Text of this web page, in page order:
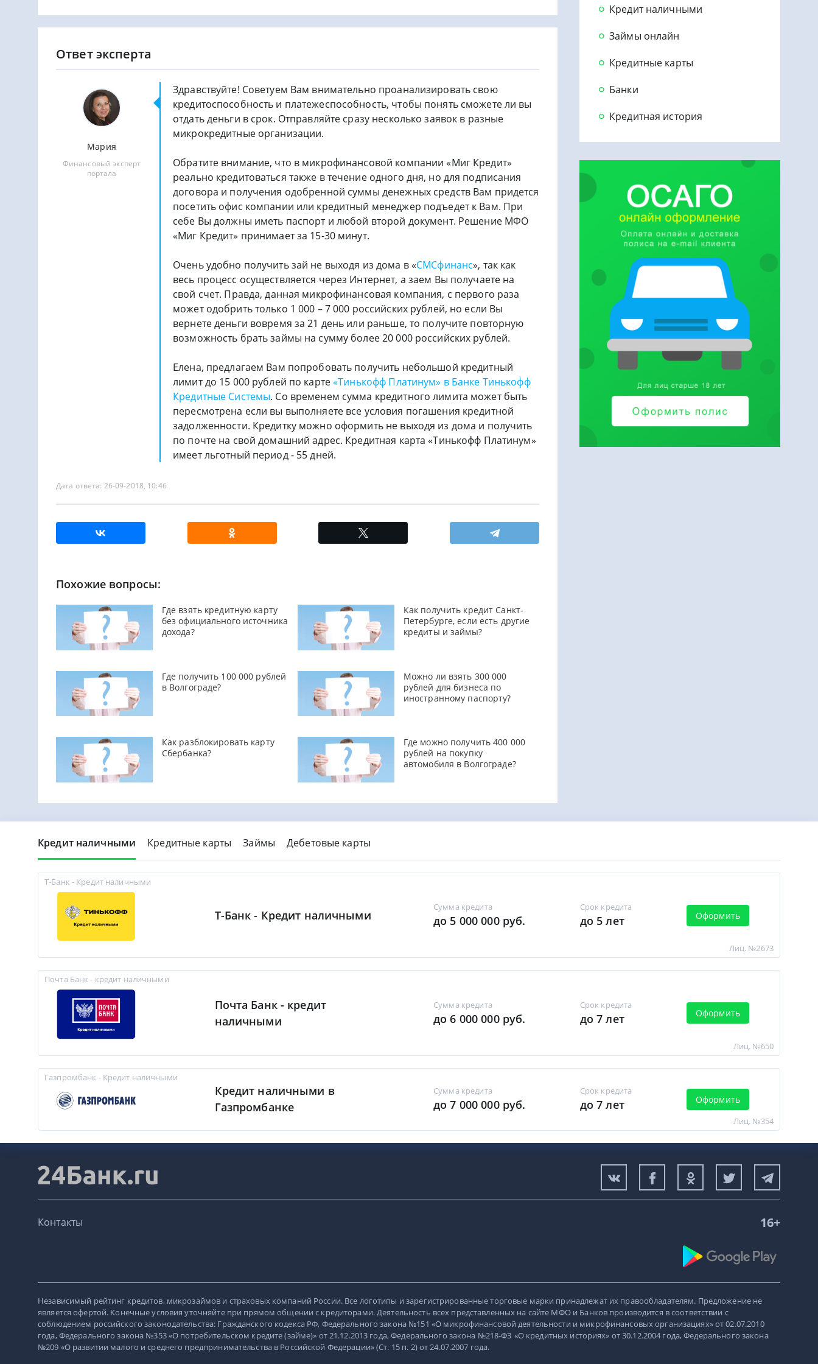
Ответ эксперта
Мария
Финансовый эксперт
портала
Здравствуйте! Советуем Вам внимательно проанализировать свою
кредитоспособность и платежеспособность, чтобы понять сможете ли вы
отдать деньги в срок. Отправляйте сразу несколько заявок в разные
микрокредитные организации.
Обратите внимание, что в микрофинансовой компании «Миг Кредит»
реально кредитоваться также в течение одного дня, но для подписания
договора и получения одобренной суммы денежных средств Вам придется
посетить офис компании или кредитный менеджер подъедет к Вам. При
себе Вы должны иметь паспорт и любой второй документ. Решение МФО
«Миг Кредит» принимает за 15-30 минут.
Очень удобно получить зай не выходя из дома в «СМСфинанс», так как
весь процесс осуществляется через Интернет, а заем Вы получаете на
свой счет. Правда, данная микрофинансовая компания, с первого раза
может одобрить только 1 000 – 7 000 российских рублей, но если Вы
вернете деньги вовремя за 21 день или раньше, то получите повторную
возможность брать займы на сумму более 20 000 российских рублей.
Елена, предлагаем Вам попробовать получить небольшой кредитный
лимит до 15 000 рублей по карте«Тинькофф Платинум» в Банке Тинькофф
Кредитные Системы. Со временем сумма кредитного лимита может быть
пересмотрена если вы выполняете все условия погашения кредитной
задолженности. Кредитку можно оформить не выходя из дома и получить
по почте на свой домашний адрес. Кредитная карта «Тинькофф Платинум»
имеет льготный период - 55 дней.
Дата ответа: 26-09-2018, 10:46
Похожие вопросы:
Где взять кредитную карту
без официального источника
дохода?
Как получить кредит Санкт-
Петербурге, если есть другие
кредиты и займы?
Где получить 100 000 рублей
в Волгограде?
Можно ли взять 300 000
рублей для бизнеса по
иностранному паспорту?
Как разблокировать карту
Сбербанка?
Где можно получить 400 000
рублей на покупку
автомобиля в Волгограде?
Кредит наличными
Займы онлайн
Кредитные карты
Банки
Кредитная история
Кредит наличными Кредитные карты Займы Дебетовые карты
Т-Банк - Кредит наличными
Т-Банк - Кредит наличными
Сумма кредита
до 5 000 000 руб.
Срок кредита
до 5 лет Оформить
Лиц. №2673
Почта Банк - кредит наличными
Почта Банк - кредит
наличными
Сумма кредита
до 6 000 000 руб.
Срок кредита
до 7 лет Оформить
Лиц. №650
Газпромбанк - Кредит наличными
Кредит наличными в
Газпромбанке
Сумма кредита
до 7 000 000 руб.
Срок кредита
до 7 лет Оформить
Лиц. №354
Контакты 16+
Независимый рейтинг кредитов, микрозаймов и страховых компаний России. Все логотипы и зарегистрированные торговые марки принадлежат их правообладателям. Предложение не
является офертой. Конечные условия уточняйте при прямом общении с кредиторами. Деятельность всех представленных на сайте МФО и Банков производится в соответствии с
соблюдением российского законодательства: Гражданского кодекса РФ, Федерального закона №151 «О микрофинансовой деятельности и микрофинансовых организациях» от 02.07.2010
года, Федерального закона №353 «О потребительском кредите (займе)» от 21.12.2013 года, Федерального закона №218-ФЗ «О кредитных историях» от 30.12.2004 года, Федерального закона
№209 «О развитии малого и среднего предпринимательства в Российской Федерации» (Ст. 15 п. 2) от 24.07.2007 года.